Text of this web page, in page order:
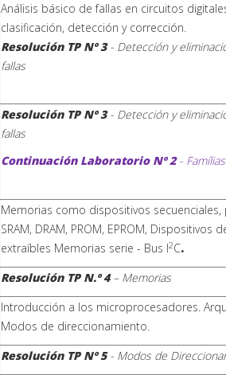
Análisis básico de fallas en circuitos
clasificación, detección y corrección.
Resolución TP Nº 3- Detección y
fallas
Resolución TP Nº 3- Detección y
fallas
ContinuaciónLaboratorio Nº 2-
Memorias como dispositivos
SRAM, DRAM, PROM, EPROM,
extraíbles Memorias serie - Bus I2C.
Resolución TP N.º 4– Memorias
Introducción a los microprocesadores.
Modos de direccionamiento.
Resolución TP Nº 5- Modos de